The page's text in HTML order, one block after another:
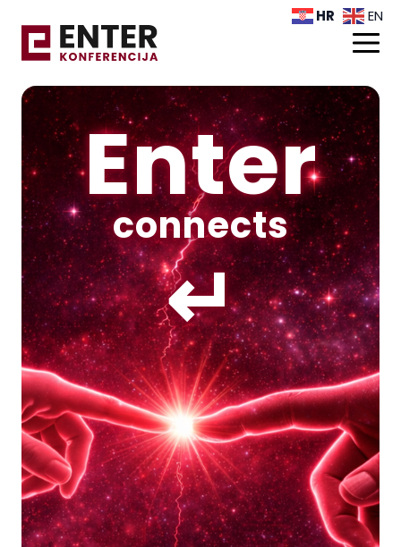
Enter
connects
HR EN